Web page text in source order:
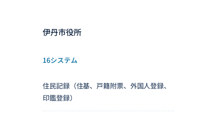
伊丹市役所
16システム
住民記録（住基、戸籍附票、外国人登録、
印鑑登録）